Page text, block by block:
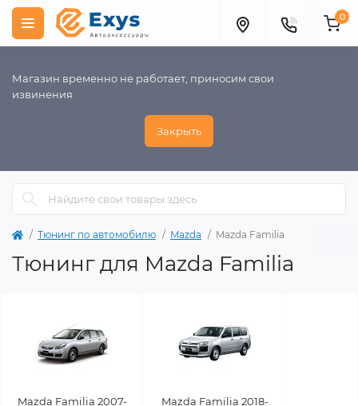
Магазин временно не работает, приносим свои
извинения
Закрыть
0
Тюнинг по автомобилю Mazda Mazda Familia
Тюнинг для Mazda Familia
Mazda Familia 2007-
Mazda Familia 2018-